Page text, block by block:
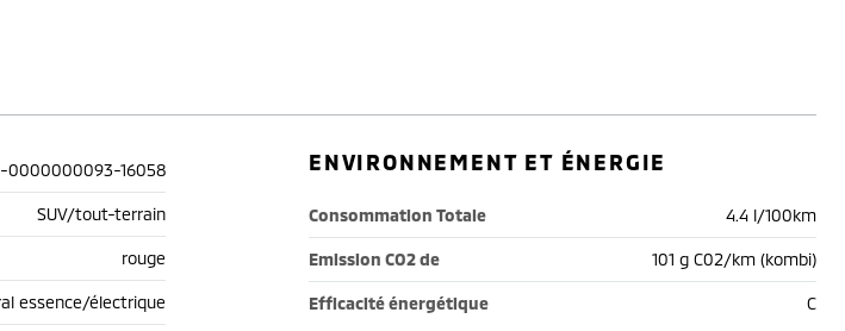
0000000093-16058
SUV/tout-terrain
rouge
essence/électrique
ENVIRONNEMENT ET ÉNERGIE
Consommation Totale 4.4 l/100km
Emission CO2 de 101 g C02/km (kombi)
Efficacité énergétique C